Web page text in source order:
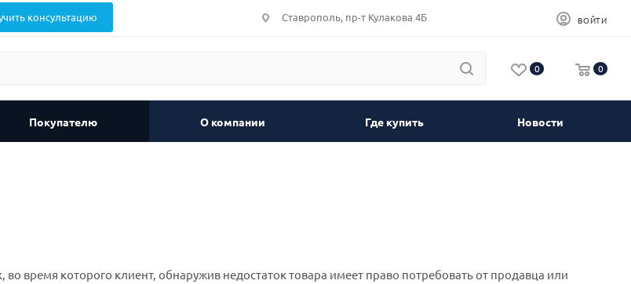
консультацию Ставрополь, пр-т Кулакова 4Б ВОЙТИ
0 0
Покупателю О компании Где купить Новости
во время которого клиент, обнаружив недостаток товара имеет право потребовать от продавца или